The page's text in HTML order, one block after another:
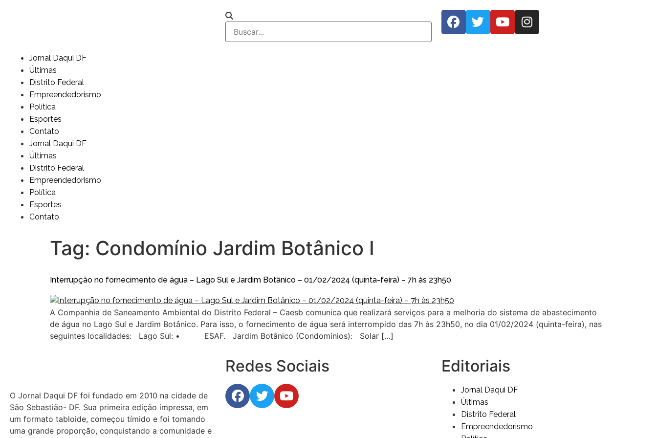
Jornal Daqui DF
Últimas
Distrito Federal
Empreendedorismo
Política
Esportes
Contato
Jornal Daqui DF
Últimas
Distrito Federal
Empreendedorismo
Política
Esportes
Contato
Tag: Condomínio Jardim Botânico I
Interrupção no fornecimento de água – Lago Sul e Jardim Botânico – 01/02/2024 (quinta-feira) – 7h às 23h50
A Companhia de Saneamento Ambiental do Distrito Federal – Caesb comunica que realizará serviços para a melhoria do sistema de abastecimento
de água no Lago Sul e Jardim Botânico. Para isso, o fornecimento de água será interrompido das 7h às 23h50, no dia 01/02/2024 (quinta-feira), nas
seguintes localidades: Lago Sul: • ESAF. Jardim Botânico (Condomínios): Solar […]
O Jornal Daqui DF foi fundado em 2010 na cidade de
São Sebastião- DF. Sua primeira edição impressa, em
um formato tabloide, começou tímido e foi tomando
uma grande proporção, conquistando a comunidade e
Redes Sociais Editoriais
Jornal Daqui DF
Últimas
Distrito Federal
Empreendedorismo